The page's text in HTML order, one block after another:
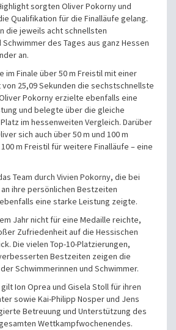
sorgten Oliver Pokorny und
Qualifikation für die Finalläufe gelang.
die jeweils acht schnellsten
des Tages aus ganz Hessen
an.
im Finale über 50 m Freistil mit einer
25,09 Sekunden die sechstschnellste
Pokorny erzielte ebenfalls eine
und belegte über die gleiche
im hessenweiten Vergleich. Darüber
sich auch über 50 m und 100 m
m Freistil für weitere Finalläufe – eine
Team durch Vivien Pokorny, die bei
ihre persönlichen Bestzeiten
eine starke Leistung zeigte.
Jahr nicht für eine Medaille reichte,
Zufriedenheit auf die Hessischen
Die vielen Top-10-Platzierungen,
Bestzeiten zeigen die
Schwimmerinnen und Schwimmer.
Ion Oprea und Gisela Stoll für ihren
sowie Kai-Philipp Nosper und Jens
Betreuung und Unterstützung des
Wettkampfwochenendes.